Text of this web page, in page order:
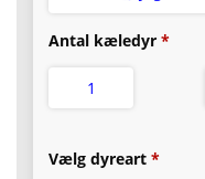
Antal kæledyr
1
Vælg dyreart